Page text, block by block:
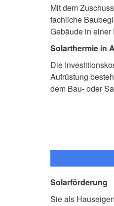
Mit dem
fachliche
Gebäude in
Solarthermie in
Die
Aufrüstung
dem Bau- oder
Solarförderung
Sie als